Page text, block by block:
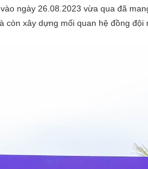
ngày 26.08.2023 vừa qua đã
còn xây dựng mối quan hệ đồng đội